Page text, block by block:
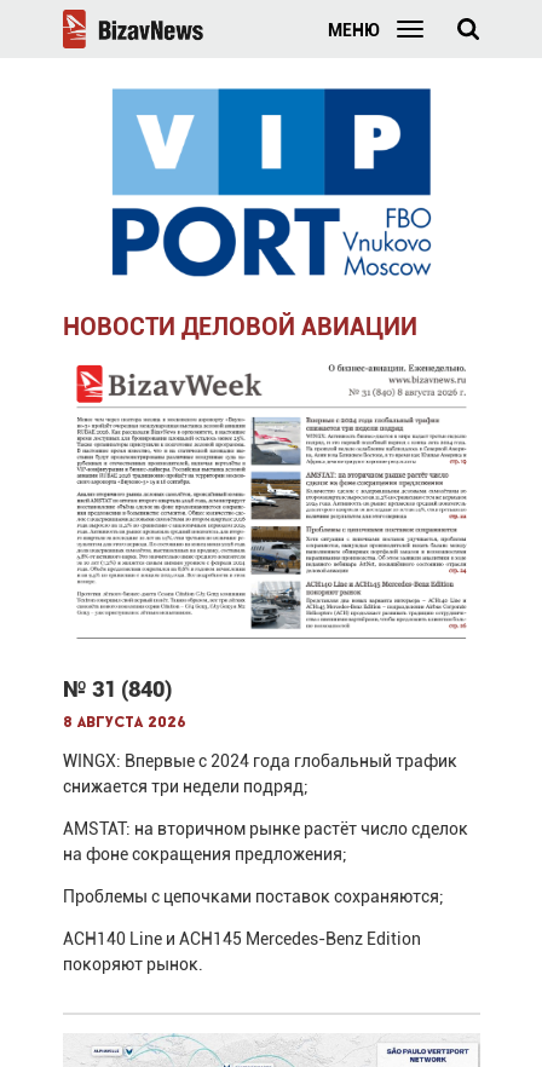
МЕНЮ
НОВОСТИ ДЕЛОВОЙ АВИАЦИИ
№ 31 (840)
8 августа 2026
WINGX: Впервые с 2024 года глобальный трафик
снижается три недели подряд;
AMSTAT: на вторичном рынке растёт число сделок
на фоне сокращения предложения;
Проблемы с цепочками поставок сохраняются;
ACH140 Line и ACH145 Mercedes-Benz Edition
покоряют рынок.